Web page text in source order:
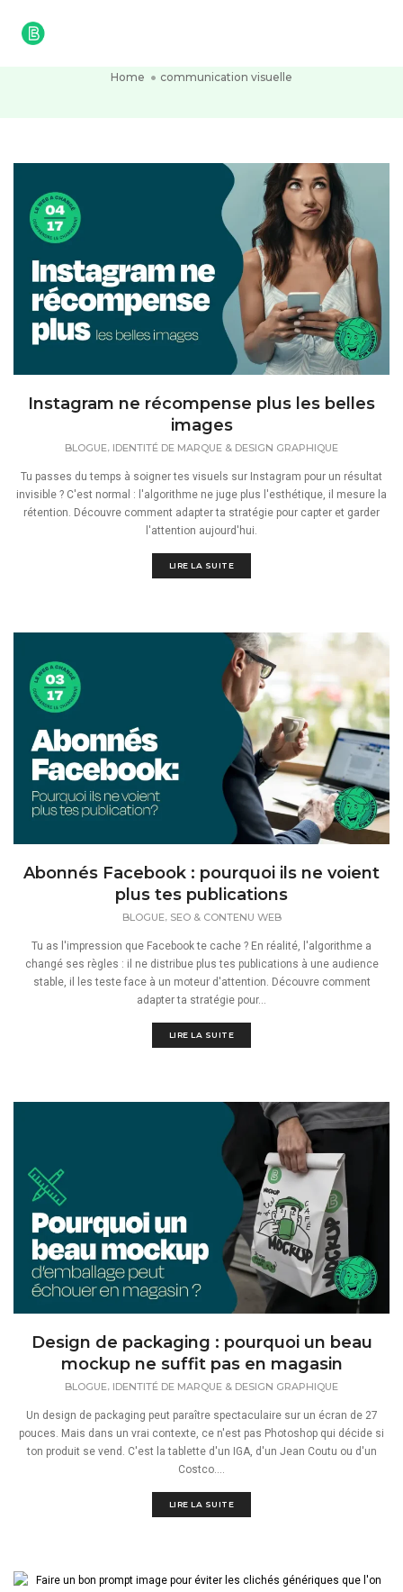
Home communication visuelle
Instagram ne récompense plus les belles
images
BLOGUE, IDENTITÉ DE MARQUE & DESIGN GRAPHIQUE
Tu passes du temps à soigner tes visuels sur Instagram pour un résultat
invisible ? C'est normal : l'algorithme ne juge plus l'esthétique, il mesure la
rétention. Découvre comment adapter ta stratégie pour capter et garder
l'attention aujourd'hui.
LIRE LA SUITE
Abonnés Facebook : pourquoi ils ne voient
plus tes publications
BLOGUE, SEO & CONTENU WEB
Tu as l'impression que Facebook te cache ? En réalité, l'algorithme a
changé ses règles : il ne distribue plus tes publications à une audience
stable, il les teste face à un moteur d'attention. Découvre comment
adapter ta stratégie pour...
LIRE LA SUITE
Design de packaging : pourquoi un beau
mockup ne suffit pas en magasin
BLOGUE, IDENTITÉ DE MARQUE & DESIGN GRAPHIQUE
Un design de packaging peut paraître spectaculaire sur un écran de 27
pouces. Mais dans un vrai contexte, ce n'est pas Photoshop qui décide si
ton produit se vend. C'est la tablette d'un IGA, d'un Jean Coutu ou d'un
Costco....
LIRE LA SUITE